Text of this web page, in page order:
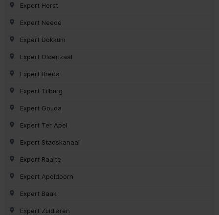
Expert Horst
Expert Neede
Expert Dokkum
Expert Oldenzaal
Expert Breda
Expert Tilburg
Expert Gouda
Expert Ter Apel
Expert Stadskanaal
Expert Raalte
Expert Apeldoorn
Expert Baak
Expert Zuidlaren